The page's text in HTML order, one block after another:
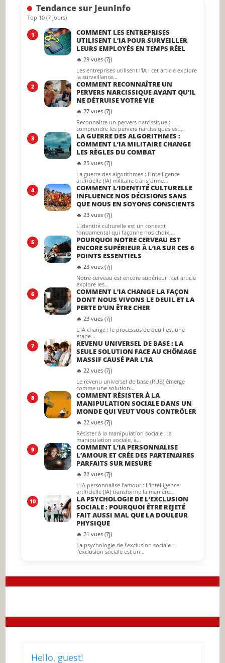
Tendance sur JeunInfo
Top 10 (7 jours)
1
COMMENT LES ENTREPRISES
UTILISENT L’IA POUR SURVEILLER
LEURS EMPLOYÉS EN TEMPS RÉEL
🔥 29 vues (7j)
Les entreprises utilisent l'IA : cet article explore
la surveillance…
2
COMMENT RECONNAÎTRE UN
PERVERS NARCISSIQUE AVANT QU’IL
NE DÉTRUISE VOTRE VIE
🔥 27 vues (7j)
Reconnaître un pervers narcissique :
comprendre les pervers narcissiques est…
3
LA GUERRE DES ALGORITHMES :
COMMENT L’IA MILITAIRE CHANGE
LES RÈGLES DU COMBAT
🔥 25 vues (7j)
La guerre des algorithmes : l'intelligence
artificielle (IA) militaire transforme…
4
COMMENT L’IDENTITÉ CULTURELLE
INFLUENCE NOS DÉCISIONS SANS
QUE NOUS EN SOYONS CONSCIENTS
🔥 23 vues (7j)
L'identité culturelle est un concept
fondamental qui façonne nos choix,…
5
POURQUOI NOTRE CERVEAU EST
ENCORE SUPÉRIEUR À L’IA SUR CES 6
POINTS ESSENTIELS
🔥 23 vues (7j)
Notre cerveau est encore supérieur : cet article
explore les…
6
COMMENT L’IA CHANGE LA FAÇON
DONT NOUS VIVONS LE DEUIL ET LA
PERTE D’UN ÊTRE CHER
🔥 23 vues (7j)
L'IA change : le processus de deuil est une
étape…
7
REVENU UNIVERSEL DE BASE : LA
SEULE SOLUTION FACE AU CHÔMAGE
MASSIF CAUSÉ PAR L’IA
🔥 22 vues (7j)
Le revenu universel de base (RUB) émerge
comme une solution…
8
COMMENT RÉSISTER À LA
MANIPULATION SOCIALE DANS UN
MONDE QUI VEUT VOUS CONTRÔLER
🔥 22 vues (7j)
Résister à la manipulation sociale : la
manipulation sociale, à…
9
COMMENT L’IA PERSONNALISE
L’AMOUR ET CRÉE DES PARTENAIRES
PARFAITS SUR MESURE
🔥 22 vues (7j)
L'IA personnalise l'amour : L'intelligence
artificielle (IA) transforme la manière…
10
LA PSYCHOLOGIE DE L’EXCLUSION
SOCIALE : POURQUOI ÊTRE REJETÉ
FAIT AUSSI MAL QUE LA DOULEUR
PHYSIQUE
🔥 21 vues (7j)
La psychologie de l'exclusion sociale :
l'exclusion sociale est un…
Hello, guest!